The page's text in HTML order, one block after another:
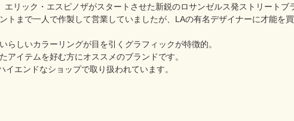
リック・エスピノザがスタートさせた新鋭のロサンゼルス発ストリートブ
トまで一人で作製して営業していましたが、LAの有名デザイナーに才能を
らしいカラーリングが目を引くグラフィックが特徴的。
アイテムを好む方にオススメのブランドです。
エンドなショップで取り扱われています。